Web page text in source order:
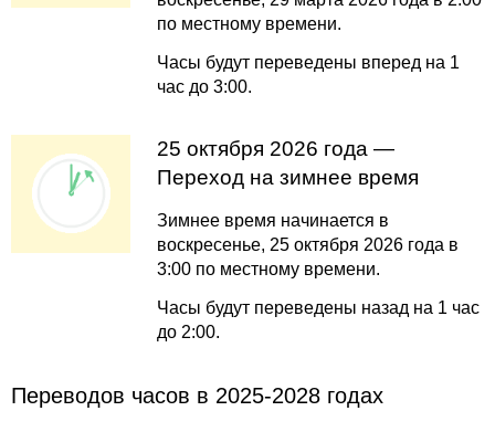
по местному времени.
Часы будут переведены вперед на 1
час до 3:00.
25 октября 2026 года —
Переход на зимнее время
Зимнее время начинается в
воскресенье, 25 октября 2026 года в
3:00 по местному времени.
Часы будут переведены назад на 1 час
до 2:00.
Переводов часов в 2025-2028 годах